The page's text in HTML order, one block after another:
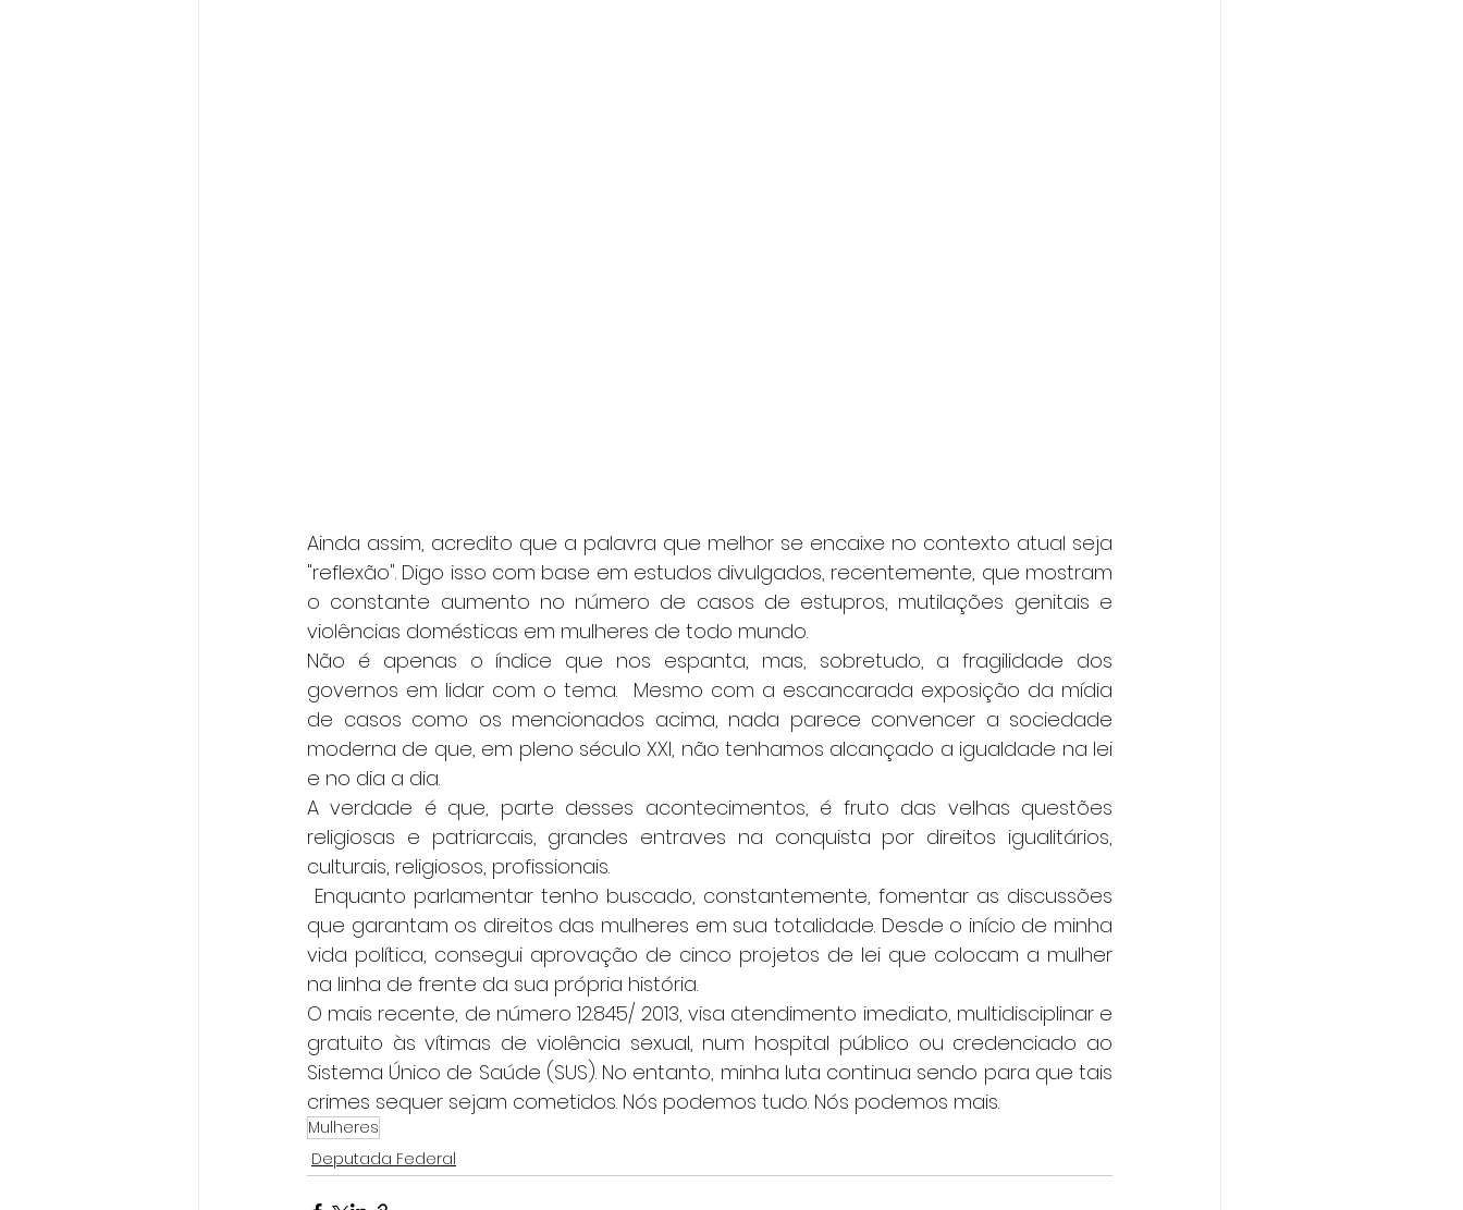
Ainda assim, acredito que a palavra que melhor se encaixe no contexto atual seja
"reflexão". Digo isso com base em estudos divulgados, recentemente, que mostram
o constante aumento no número de casos de estupros, mutilações genitais e
violências domésticas em mulheres de todo mundo.
Não é apenas o índice que nos espanta, mas, sobretudo, a fragilidade dos
governos em lidar com o tema.  Mesmo com a escancarada exposição da mídia
de casos como os mencionados acima, nada parece convencer a sociedade
moderna de que, em pleno século XXI, não tenhamos alcançado a igualdade na lei
e no dia a dia.
A verdade é que, parte desses acontecimentos, é fruto das velhas questões
religiosas e patriarcais, grandes entraves na conquista por direitos igualitários,
culturais, religiosos, profissionais.
Enquanto parlamentar tenho buscado, constantemente, fomentar as discussões
que garantam os direitos das mulheres em sua totalidade. Desde o início de minha
vida política, consegui aprovação de cinco projetos de lei que colocam a mulher
na linha de frente da sua própria história.
O mais recente, de número 12.845/ 2013, visa atendimento imediato, multidisciplinar e
gratuito às vítimas de violência sexual, num hospital público ou credenciado ao
Sistema Único de Saúde (SUS). No entanto, minha luta continua sendo para que tais
crimes sequer sejam cometidos. Nós podemos tudo. Nós podemos mais.
Mulheres
Deputada Federal